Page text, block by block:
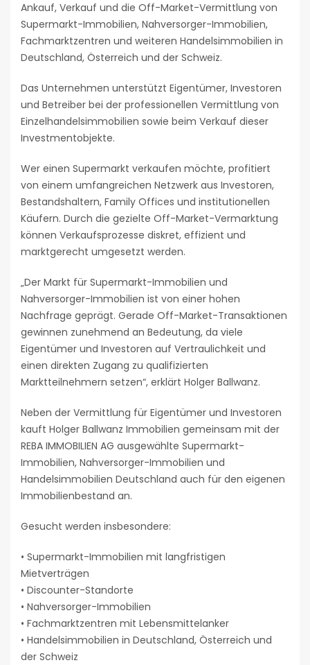
Ankauf, Verkauf und die Off-Market-Vermittlung von
Supermarkt-Immobilien, Nahversorger-Immobilien,
Fachmarktzentren und weiteren Handelsimmobilien in
Deutschland, Österreich und der Schweiz.
Das Unternehmen unterstützt Eigentümer, Investoren
und Betreiber bei der professionellen Vermittlung von
Einzelhandelsimmobilien sowie beim Verkauf dieser
Investmentobjekte.
Wer einen Supermarkt verkaufen möchte, profitiert
von einem umfangreichen Netzwerk aus Investoren,
Bestandshaltern, Family Offices und institutionellen
Käufern. Durch die gezielte Off-Market-Vermarktung
können Verkaufsprozesse diskret, effizient und
marktgerecht umgesetzt werden.
„Der Markt für Supermarkt-Immobilien und
Nahversorger-Immobilien ist von einer hohen
Nachfrage geprägt. Gerade Off-Market-Transaktionen
gewinnen zunehmend an Bedeutung, da viele
Eigentümer und Investoren auf Vertraulichkeit und
einen direkten Zugang zu qualifizierten
Marktteilnehmern setzen“, erklärt Holger Ballwanz.
Neben der Vermittlung für Eigentümer und Investoren
kauft Holger Ballwanz Immobilien gemeinsam mit der
REBA IMMOBILIEN AG ausgewählte Supermarkt-
Immobilien, Nahversorger-Immobilien und
Handelsimmobilien Deutschland auch für den eigenen
Immobilienbestand an.
Gesucht werden insbesondere:
• Supermarkt-Immobilien mit langfristigen
Mietverträgen
• Discounter-Standorte
• Nahversorger-Immobilien
• Fachmarktzentren mit Lebensmittelanker
• Handelsimmobilien in Deutschland, Österreich und
der Schweiz